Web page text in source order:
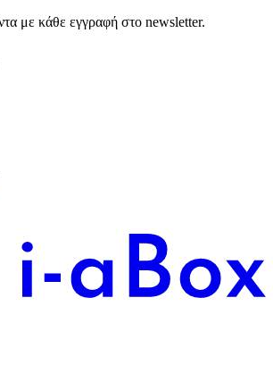
με κάθε εγγραφή στο newsletter.